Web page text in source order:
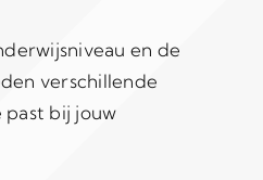
en de
verschillende
bij jouw